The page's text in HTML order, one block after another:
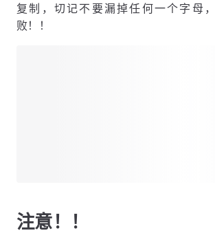
复制，切记不要漏掉任何一个字母
败！！
注意！！